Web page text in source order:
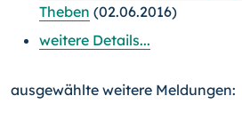
Theben (02.06.2016)
weitere Details...
ausgewählte weitere Meldungen: